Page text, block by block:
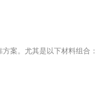
方案。尤其是以下材料组合：